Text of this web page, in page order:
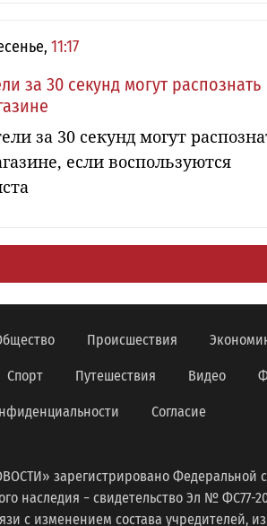
11:17
за 30 секунд могут распознать
за 30 секунд могут
если воспользуются
Происшествия
Спорт Путешествия Видео
Согласие
зарегистрировано Федеральной
наследия − свидетельство Эл № ФС77-
с изменением состава учредителей,